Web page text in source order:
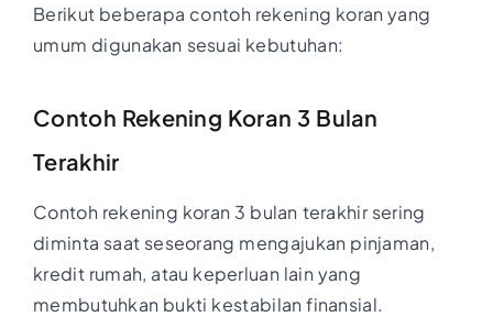
Berikut beberapa contoh rekening koran yang
umum digunakan sesuai kebutuhan:
Contoh Rekening Koran 3 Bulan
Terakhir
Contoh rekening koran 3 bulan terakhir sering
diminta saat seseorang mengajukan pinjaman,
kredit rumah, atau keperluan lain yang
membutuhkan bukti kestabilan finansial.